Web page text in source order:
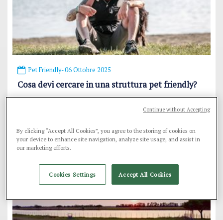
Pet Friendly- 06 Ottobre 2025
Cosa devi cercare in una struttura pet friendly?
Se stai cercando una soluzione che unisca la bellezza della
natura, lo sciabordio rilassante del mare e servizi di livello
comfort né il tuo, sei nel posto giusto.
Vai all'articolo
By clicking “Accept All Cookies”, you agree to the storing of cookies on
your device to enhance site navigation, analyze site usage, and assist in
our marketing efforts.
Cookies Settings Accept All Cookies
Continue without Accepting